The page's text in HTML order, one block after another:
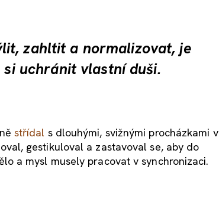
zahltit a normalizovat, je
uchránit vlastní duši.
střídal s dlouhými, svižnými procházkami v
gestikuloval a zastavoval se, aby do
a mysl musely pracovat v synchronizaci.